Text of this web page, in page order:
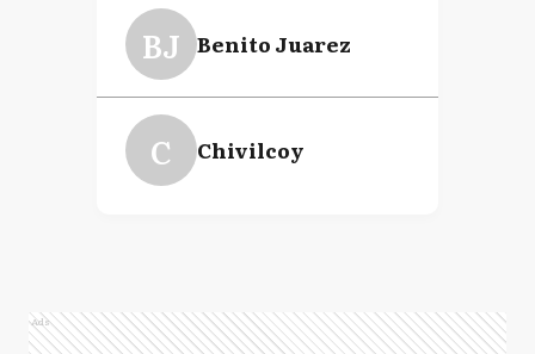
BJ Benito Juarez
C Chivilcoy
Ads